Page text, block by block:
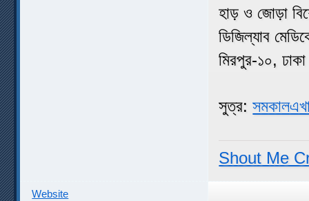
হাড় ও জোড়া
ডিজিল্যাব
মিরপুর-১০,
সুত্র:
Shout Me
Website